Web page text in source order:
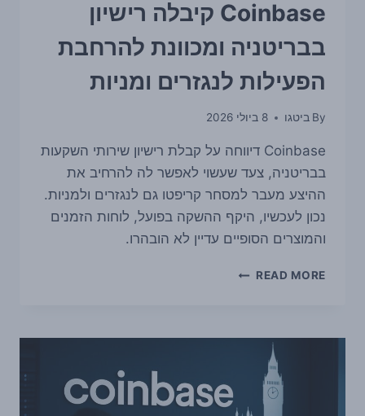
את
המאבק
פשיטת
נגד
לשעבר
Coinbase קיבלה רישיון
בבריטניה ומכוונת להרחבת
הפעילות לנגזרים ומניות
By ביטגו 8 ביולי 2026
Coinbase דיווחה על קבלת רישיון שירותי השקעות
בבריטניה, צעד שעשוי לאפשר לה להרחיב את
ההיצע מעבר למסחר קריפטו גם לנגזרים ולמניות.
נכון לעכשיו, היקף ההשקה בפועל, לוחות הזמנים
והמוצרים הסופיים עדיין לא הובהרו.
READ MORE
COINBASE
ומכוונת
לנגזרים
ומניות